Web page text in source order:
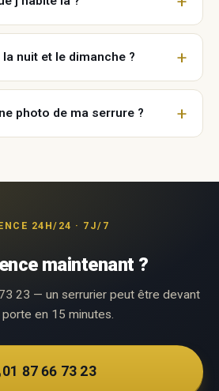
nuit et le dimanche ?
photo de ma serrure ?
24H/24 · 7J/7
maintenant ?
23 — un serrurier peut être devant
en 15 minutes.
01 87 66 73 23